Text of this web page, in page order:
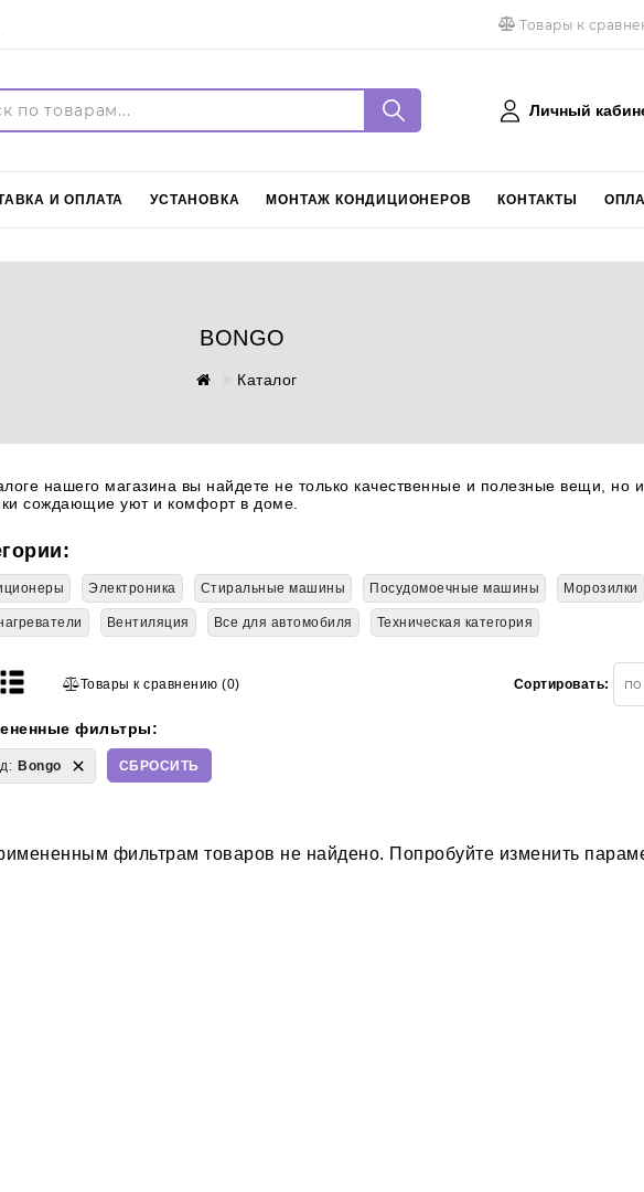
Товары к
Личный
Регистрация
Язык
И ОПЛАТА УСТАНОВКА МОНТАЖ КОНДИЦИОНЕРОВ КОНТАКТЫ
BONGO
Каталог
нашего магазина вы найдете не только качественные и полезные вещи, но
сождающие уют и комфорт в доме.
Электроника Стиральные машины Посудомоечные машины Морозилки
Вентиляция Все для автомобиля Техническая категория
Товары к сравнению (0) Сортировать:
фильтры:
Bongo CБРОСИТЬ
фильтрам товаров не найдено. Попробуйте изменить